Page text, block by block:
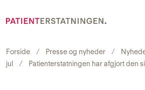
Forside Presse og nyheder
jul
Patienterstatningen har afgjort den